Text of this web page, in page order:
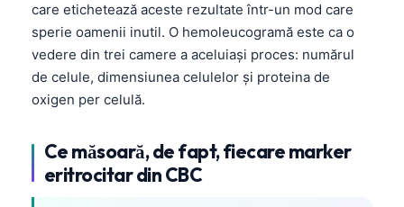
care etichetează aceste rezultate într-un mod care
sperie oamenii inutil. O hemoleucogramă este ca o
vedere din trei camere a aceluiași proces: numărul
de celule, dimensiunea celulelor și proteina de
oxigen per celulă.
Ce măsoară, de fapt, fiecare marker
eritrocitar din CBC